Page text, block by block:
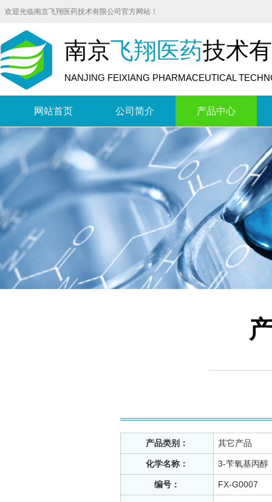
欢迎光临南京飞翔医药技术有限公司官方网站！
南京飞翔医药技术
NANJING FEIXIANG PHARMACEUTICAL
网站首页 公司简介 产品中心
产品类别： 其它产品
化学名称： 3-苄氧基丙醇
编号： FX-G0007